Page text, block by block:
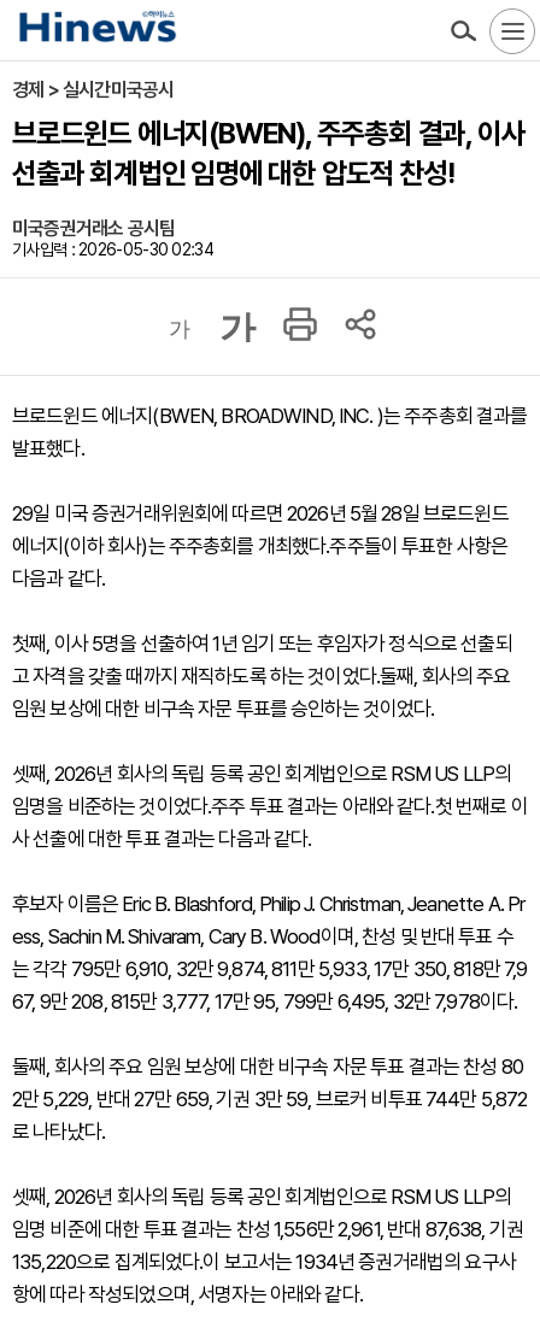
경제 > 실시간미국공시
브로드윈드 에너지(BWEN), 주주총회 결과, 이사
선출과 회계법인 임명에 대한 압도적 찬성!
미국증권거래소 공시팀
기사입력 : 2026-05-30 02:34
가 가
브로드윈드 에너지(BWEN, BROADWIND, INC. )는 주주총회 결과를
발표했다.
29일 미국 증권거래위원회에 따르면 2026년 5월 28일 브로드윈드
에너지(이하 회사)는 주주총회를 개최했다.주주들이 투표한 사항은
다음과 같다.
첫째, 이사 5명을 선출하여 1년 임기 또는 후임자가 정식으로 선출되
고 자격을 갖출 때까지 재직하도록 하는 것이었다.둘째, 회사의 주요
임원 보상에 대한 비구속 자문 투표를 승인하는 것이었다.
셋째, 2026년 회사의 독립 등록 공인 회계법인으로 RSM US LLP의
임명을 비준하는 것이었다.주주 투표 결과는 아래와 같다.첫 번째로 이
사 선출에 대한 투표 결과는 다음과 같다.
후보자 이름은 Eric B. Blashford, Philip J. Christman, Jeanette A. Pr
ess, Sachin M. Shivaram, Cary B. Wood이며, 찬성 및 반대 투표 수
는 각각 795만 6,910, 32만 9,874, 811만 5,933, 17만 350, 818만 7,9
67, 9만 208, 815만 3,777, 17만 95, 799만 6,495, 32만 7,978이다.
둘째, 회사의 주요 임원 보상에 대한 비구속 자문 투표 결과는 찬성 80
2만 5,229, 반대 27만 659, 기권 3만 59, 브로커 비투표 744만 5,872
로 나타났다.
셋째, 2026년 회사의 독립 등록 공인 회계법인으로 RSM US LLP의
임명 비준에 대한 투표 결과는 찬성 1,556만 2,961, 반대 87,638, 기권
135,220으로 집계되었다.이 보고서는 1934년 증권거래법의 요구사
항에 따라 작성되었으며, 서명자는 아래와 같다.